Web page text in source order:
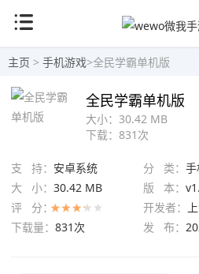
主页 > 手机游戏>全民学霸单机版
大小： 30.42 MB
下载： 831次
全民学霸单机版
支 持： 安卓系统 分 类：
大 小： 30.42 MB 版 本：
评 分：
开发者：
下载量： 831次 发 布：